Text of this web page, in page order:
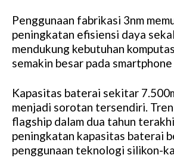
Penggunaan fabrikasi 3nm
peningkatan efisiensi daya
mendukung kebutuhan
semakin besar pada
Kapasitas baterai sekitar
menjadi sorotan tersendiri.
flagship dalam dua tahun
peningkatan kapasitas baterai
penggunaan teknologi silikon-